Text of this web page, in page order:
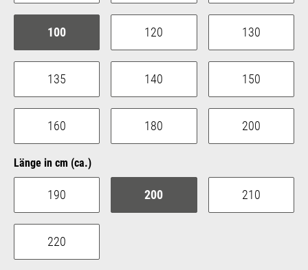
100 120 130
135 140 150
160 180 200
Länge in cm (ca.)auswählen
190 200 210
220